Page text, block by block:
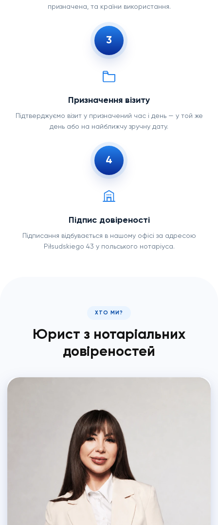
призначена, та країни використання.
3
Призначення візиту
Підтверджуємо візит у призначений час і день — у той же
день або на найближчу зручну дату.
4
Підпис довіреності
Підписання відбувається в нашому офісі за адресою
Piłsudskiego 43 у польського нотаріуса.
ХТО МИ?
Юрист з нотаріальних
довіреностей